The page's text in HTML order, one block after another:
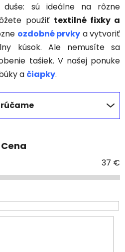
sú ideálne na rôzne
použiť textilné fixky a
ozdobné prvky a vytvoriť
kúsok. Ale nemusíte sa
tašiek. V našej ponuke
a čiapky.
Cena
37 €